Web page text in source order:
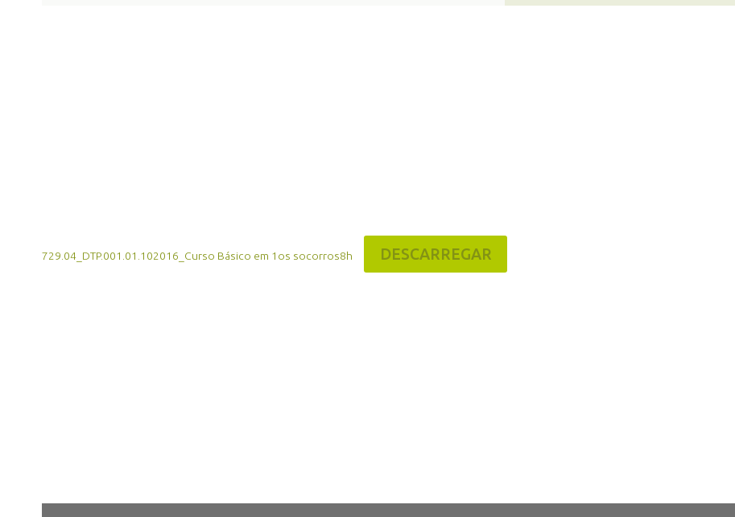
729.04_DTP.001.01.102016_Curso Básico em 1os socorros8h DESCARREGAR